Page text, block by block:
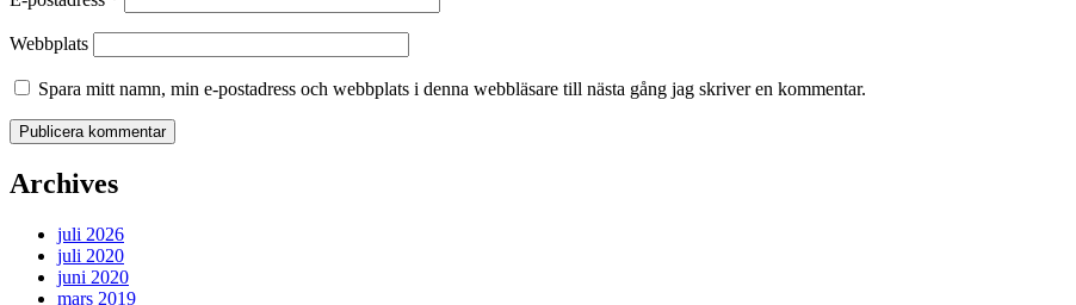
Webbplats
Spara mitt namn, min e-postadress och webbplats i denna webbläsare till nästa gång jag skriver en kommentar.
Archives
juli 2026
juli 2020
juni 2020
mars 2019